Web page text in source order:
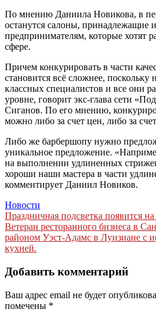
По мнению Даниила Новикова, в
останутся салоны, принадлежащие
предпринимателям, которые хотят
сфере.
Причем конкурировать в части
становится всё сложнее, поскольку
классных специалистов и все они
уровне, говорит экс-глава сети
Сиганов. По его мнению,
можно либо за счет цен, либо за
Либо же барбершопу нужно
уникальное предложение.
на выполнении удлиненных
хороши наши мастера в части
комментирует Даниил Новиков.
Новости
Навигация
по
записям
Праздничная подсветка появится
Ветеран ресторанного бизнеса в
районом Уэст-Адамс в Луизиане с
кухней.
Добавить комментарий
Ваш адрес email не будет
помечены *